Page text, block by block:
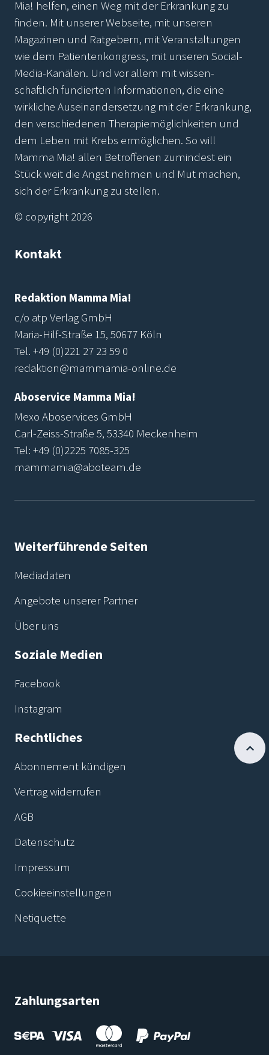
Mia! helfen, einen Weg mit der Erkrankung zu
finden. Mit unserer Webseite, mit unseren
Magazinen und Ratgebern, mit Veranstaltungen
wie dem Patientenkongress, mit unseren Social-
Media-Kanälen. Und vor allem mit wissen-
schaftlich fundierten Informationen, die eine
wirkliche Auseinandersetzung mit der Erkrankung,
den verschiedenen Therapiemöglichkeiten und
dem Leben mit Krebs ermöglichen. So will
Mamma Mia! allen Betroffenen zumindest ein
Stück weit die Angst nehmen und Mut machen,
sich der Erkrankung zu stellen.
© copyright 2026
Kontakt
Redaktion Mamma Mia!
c/o atp Verlag GmbH
Maria-Hilf-Straße 15, 50677 Köln
Tel. +49 (0)221 27 23 59 0
redaktion@mammamia-online.de
Aboservice Mamma Mia!
Mexo Aboservices GmbH
Carl-Zeiss-Straße 5, 53340 Meckenheim
Tel: +49 (0)2225 7085-325
mammamia@aboteam.de
Weiterführende Seiten
Mediadaten
Angebote unserer Partner
Über uns
Soziale Medien
Facebook
Instagram
Rechtliches
Abonnement kündigen
Vertrag widerrufen
AGB
Datenschutz
Impressum
Cookieeinstellungen
Netiquette
Zahlungsarten